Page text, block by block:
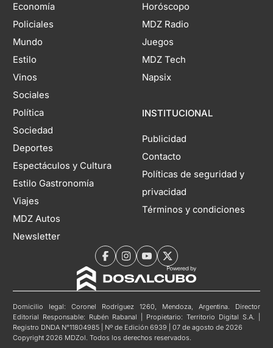
Economía
Policiales
Mundo
Estilo
Vinos
Sociales
Política
Sociedad
Deportes
Espectáculos y Cultura
Estilo Gastronomía
Viajes
MDZ Autos
Newsletter
Horóscopo
MDZ Radio
Juegos
MDZ Tech
Napsix
INSTITUCIONAL
Publicidad
Contacto
Políticas de seguridad y
privacidad
Términos y condiciones
Domicilio legal: Coronel Rodríguez 1260, Mendoza, Argentina. Director
Editorial Responsable: Rubén Rabanal | Propietario: Territorio Digital S.A. |
Registro DNDA N°11804985 | Nº de Edición 6939 | 07 de agosto de 2026
Copyright 2026 MDZol. Todos los derechos reservados.